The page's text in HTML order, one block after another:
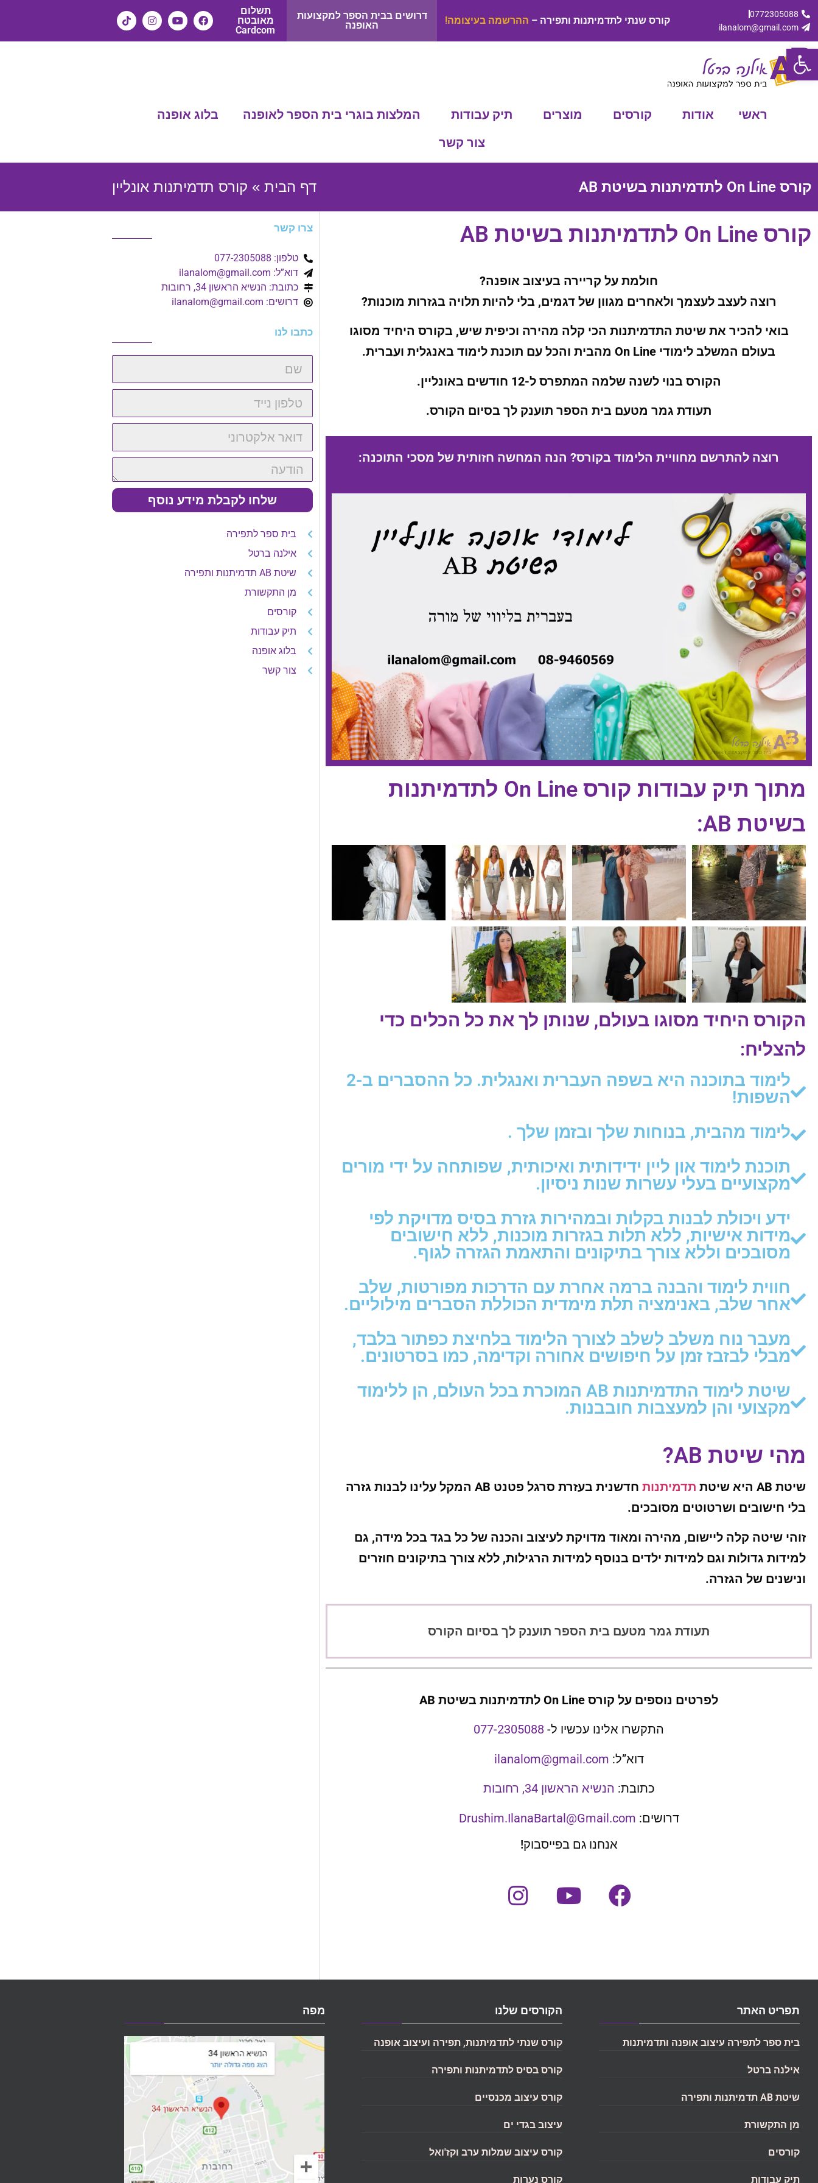
פתח סרגל נגישות
0772305088
ilanalom@gmail.com
קורס שנתי לתדמיתנות ותפירה – ההרשמה בעיצומה!
דרושים בבית הספר למקצועות
האופנה
תשלום
מאובטח
Cardcom
ראשי אודות קורסים מוצרים תיק עבודות המלצות בוגרי בית הספר לאופנה
בלוג אופנה
צור קשר
קורס On Line לתדמיתנות בשיטת AB דף הבית » קורס תדמיתנות אונליין
קורס On Line לתדמיתנות בשיטת AB
חולמת על קריירה בעיצוב אופנה?
רוצה לעצב לעצמך ולאחרים מגוון של דגמים, בלי להיות תלויה בגזרות מוכנות?
בואי להכיר את שיטת התדמיתנות הכי קלה מהירה וכיפית שיש, בקורס היחיד מסוגו
בעולם המשלב לימודי On Line מהבית והכל עם תוכנת לימוד באנגלית ועברית.
הקורס בנוי לשנה שלמה המתפרס ל-12 חודשים באונליין.
תעודת גמר מטעם בית הספר תוענק לך בסיום הקורס.
רוצה להתרשם מחוויית הלימוד בקורס? הנה המחשה חזותית של מסכי התוכנה:
מתוך תיק עבודות קורס On Line לתדמיתנות
בשיטת AB:
הקורס היחיד מסוגו בעולם, שנותן לך את כל הכלים כדי
להצליח:
לימוד בתוכנה היא בשפה העברית ואנגלית. כל ההסברים ב-2
השפות!
לימוד מהבית, בנוחות שלך ובזמן שלך .
תוכנת לימוד און ליין ידידותית ואיכותית, שפותחה על ידי מורים
מקצועיים בעלי עשרות שנות ניסיון.
ידע ויכולת לבנות בקלות ובמהירות גזרת בסיס מדויקת לפי
מידות אישיות, ללא תלות בגזרות מוכנות, ללא חישובים
מסובכים וללא צורך בתיקונים והתאמת הגזרה לגוף.
חווית לימוד והבנה ברמה אחרת עם הדרכות מפורטות, שלב
אחר שלב, באנימציה תלת מימדית הכוללת הסברים מילוליים.
מעבר נוח משלב לשלב לצורך הלימוד בלחיצת כפתור בלבד,
מבלי לבזבז זמן על חיפושים אחורה וקדימה, כמו בסרטונים.
שיטת לימוד התדמיתנות AB המוכרת בכל העולם, הן ללימוד
מקצועי והן למעצבות חובבנות.
מהי שיטת AB?
שיטת AB היא שיטת תדמיתנות
חדשנית בעזרת סרגל פטנט AB המקל עלינו לבנות גזרה
בלי חישובים ושרטוטים מסובכים.
זוהי שיטה קלה ליישום, מהירה ומאוד מדויקת לעיצוב והכנה של כל בגד בכל מידה, גם
למידות גדולות וגם למידות ילדים בנוסף למידות הרגילות, ללא צורך בתיקונים חוזרים
ונישנים של הגזרה.
תעודת גמר מטעם בית הספר תוענק לך בסיום הקורס
לפרטים נוספים על קורס On Line לתדמיתנות בשיטת AB
התקשרו אלינו עכשיו ל- 077-2305088
דוא”ל: ilanalom@gmail.com
כתובת: הנשיא הראשון 34, רחובות
דרושים: Drushim.IlanaBartal@Gmail.com
אנחנו גם בפייסבוק!
צרו קשר
טלפון: 077-2305088
דוא”ל: ilanalom@gmail.com
כתובת: הנשיא הראשון 34, רחובות
דרושים: ilanalom@gmail.com
כתבו לנו
שלחו לקבלת מידע נוסף
בית ספר לתפירה
אילנה ברטל
שיטת AB תדמיתנות ותפירה
מן התקשורת
קורסים
תיק עבודות
בלוג אופנה
צור קשר
תפריט האתר
בית ספר לתפירה עיצוב אופנה ותדמיתנות
אילנה ברטל
שיטת AB תדמיתנות ותפירה
מן התקשורת
קורסים
תיק עבודות
הקורסים שלנו
קורס שנתי לתדמיתנות, תפירה ועיצוב אופנה
קורס בסיס לתדמיתנות ותפירה
קורס עיצוב מכנסיים
עיצוב בגדי ים
קורס עיצוב שמלות ערב וקז'ואל
קורס נערות
מפה